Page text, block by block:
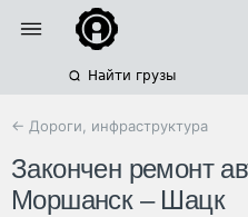
Найти грузы
← Дороги, инфраструктура
Закончен ремонт
Моршанск – Шацк